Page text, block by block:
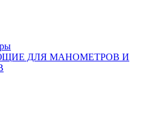
ДЛЯ МАНОМЕТРОВ И